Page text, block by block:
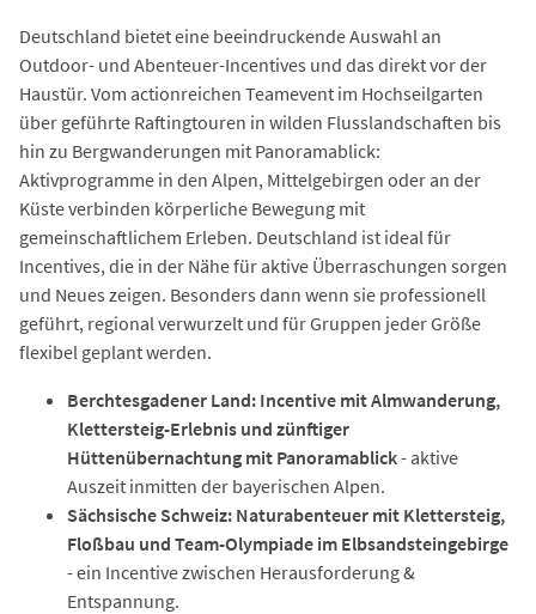
Deutschland bietet eine beeindruckende Auswahl an
Outdoor- und Abenteuer-Incentives und das direkt vor der
Haustür. Vom actionreichen Teamevent im Hochseilgarten
über geführte Raftingtouren in wilden Flusslandschaften bis
hin zu Bergwanderungen mit Panoramablick:
Aktivprogramme in den Alpen, Mittelgebirgen oder an der
Küste verbinden körperliche Bewegung mit
gemeinschaftlichem Erleben. Deutschland ist ideal für
Incentives, die in der Nähe für aktive Überraschungen sorgen
und Neues zeigen. Besonders dann wenn sie professionell
geführt, regional verwurzelt und für Gruppen jeder Größe
flexibel geplant werden.
Berchtesgadener Land: Incentive mit Almwanderung,
Klettersteig-Erlebnis und zünftiger
Hüttenübernachtung mit Panoramablick- aktive
Auszeit inmitten der bayerischen Alpen.
Sächsische Schweiz: Naturabenteuer mit Klettersteig,
Floßbau und Team-Olympiade im Elbsandsteingebirge
- ein Incentive zwischen Herausforderung &
Entspannung.